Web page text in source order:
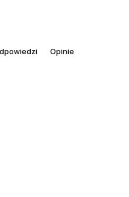
Zobacz szczegóły
Opinie